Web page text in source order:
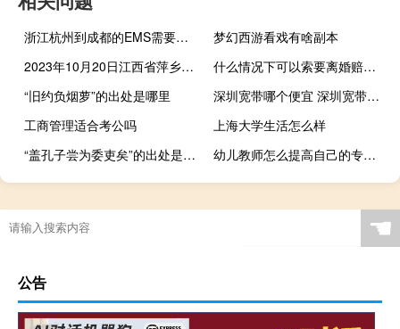
浙江杭州到成都的EMS需要多久
梦幻西游看戏有啥副本
2023年10月20日江西省萍乡市疫情大数据-今日/今天疫情全网搜索最新实时消息动态情况通知播报
什么情况下可以索要离婚赔偿呢
“旧约负烟萝”的出处是哪里
深圳宽带哪个便宜 深圳宽带哪个好又便宜
工商管理适合考公吗
上海大学生活怎么样
“盖孔子尝为委吏矣”的出处是哪里
幼儿教师怎么提高自己的专业技能
☚
公告